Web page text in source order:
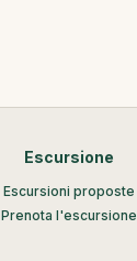
Escursione
Escursioni proposte
Prenota l'escursione